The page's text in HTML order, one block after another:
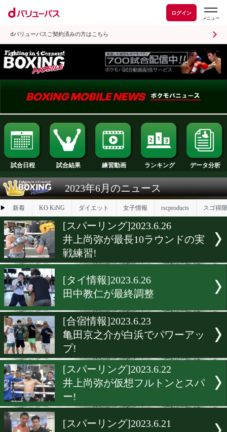
ログイン
dバリューパスご契約済みの方はこちら
試合日程 試合結果 練習動画 ランキング
2023年6月のニュース
▶ 新着 KO KiNG ダイエット
[スパーリング]2023.6.26
井上尚弥が最長10ラウンド
[タイ情報]2023.6.26
[合宿情報]2023.6.23
亀田京之介が白浜でパワー
プ!